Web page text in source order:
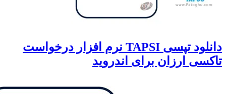
دانلود تپسی TAPSI نرم افزار درخواست
ارزان برای اندروید